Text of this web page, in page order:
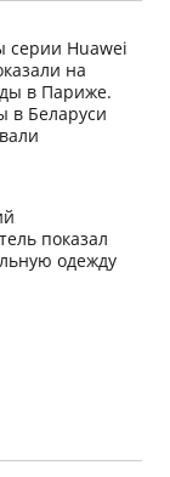
серии Huawei
на
в Париже.
в Беларуси
показал
одежду